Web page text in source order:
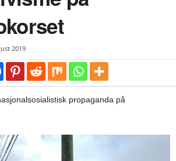
2019
propaganda på